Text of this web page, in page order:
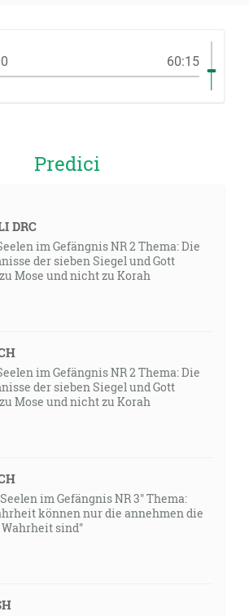
60:15
Predici
DRC
im Gefängnis NR 2 Thema: Die
der sieben Siegel und Gott
Mose und nicht zu Korah
im Gefängnis NR 2 Thema: Die
der sieben Siegel und Gott
Mose und nicht zu Korah
im Gefängnis NR 3" Thema:
können nur die annehmen die
Wahrheit sind"